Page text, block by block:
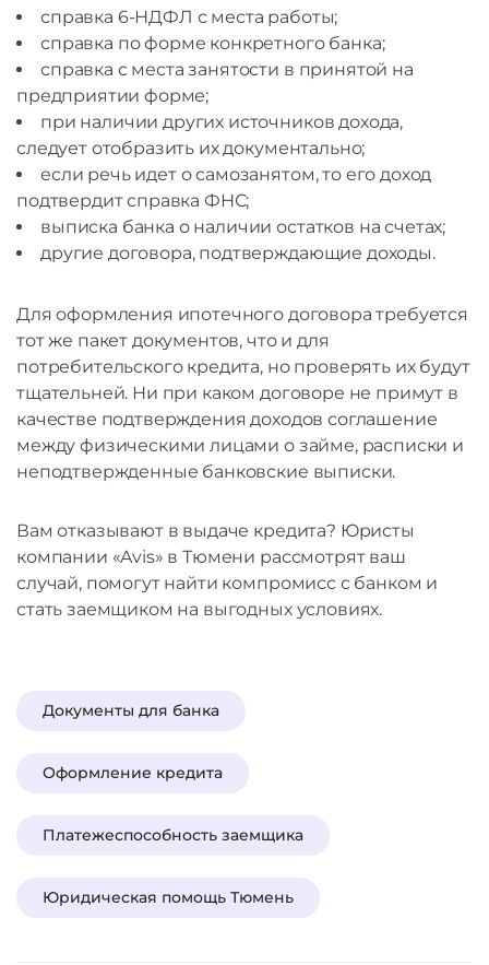
справка 6-НДФЛ с места работы;
справка по форме конкретного банка;
справка с места занятости в принятой на
предприятии форме;
при наличии других источников дохода,
следует отобразить их документально;
если речь идет о самозанятом, то его доход
подтвердит справка ФНС;
выписка банка о наличии остатков на счетах;
другие договора, подтверждающие доходы.
Для оформления ипотечного договора требуется
тот же пакет документов, что и для
потребительского кредита, но проверять их будут
тщательней. Ни при каком договоре не примут в
качестве подтверждения доходов соглашение
между физическими лицами о займе, расписки и
неподтвержденные банковские выписки.
Вам отказывают в выдаче кредита? Юристы
компании «Avis» в Тюмени рассмотрят ваш
случай, помогут найти компромисс с банком и
стать заемщиком на выгодных условиях.
Документы для банка
Оформление кредита
Платежеспособность заемщика
Юридическая помощь Тюмень